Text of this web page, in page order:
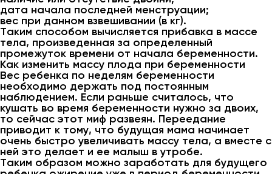
дата начала последней менструации;
вес при данном взвешивании (в кг).
Таким способом вычисляется прибавка в массе
тела, произведенная за определенный
промежуток времени от начала беременности.
Как изменить массу плода при беременности
Вес ребенка по неделям беременности
необходимо держать под постоянным
наблюдением. Если раньше считалось, что
кушать во время беременности нужно за двоих,
то сейчас этот миф развеян. Переедание
приводит к тому, что будущая мама начинает
очень быстро увеличивать массу тела, а вместе с
ней это делает и ее малыш в утробе.
Таким образом можно заработать для будущего